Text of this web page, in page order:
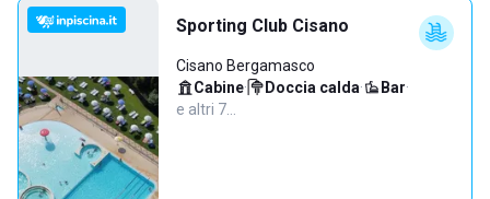
Sporting Club Cisano
Cisano Bergamasco
Cabine· Doccia calda· Bar·
e altri 7…